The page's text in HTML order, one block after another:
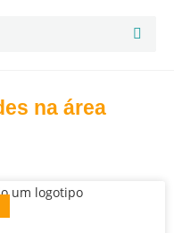
na área